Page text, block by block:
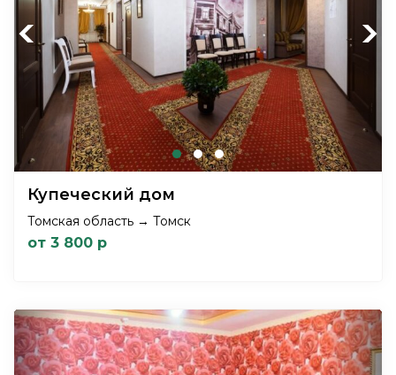
Previous Next
Купеческий дом
Томская область → Томск
от 3 800 р